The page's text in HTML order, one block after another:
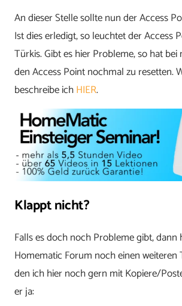
An dieser Stelle sollte nun der Access
Ist dies erledigt, so leuchtet der Access
Türkis. Gibt es hier Probleme, so hat
den Access Point nochmal zu resetten.
beschreibe ichHIER.
Klappt nicht?
Falls es doch noch Probleme gibt, dann
Homematic Forum noch einen weiteren
den ich hier noch gern mit Kopiere/
er ja: